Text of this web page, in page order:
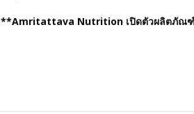
**Amritattava Nutrition เปิดตัวผลิตภัณ